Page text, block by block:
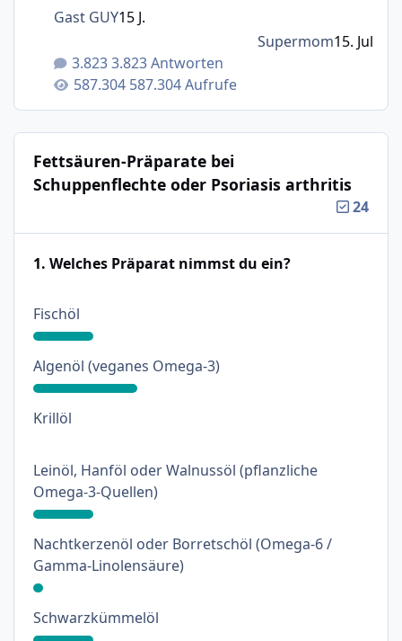
3.823 Antworten
587.304 Aufrufe
Gast GUY15 J.
Supermom15. Jul
Fettsäuren-Präparate bei
Schuppenflechte oder Psoriasis arthritis
24
1. Welches Präparat nimmst du ein?
Fischöl: 18%
Algenöl (veganes Omega-3): 31%
Krillöl: 0%
Leinöl, Hanföl oder Walnussöl (pflanzliche
Omega-3-Quellen): 18%
Nachtkerzenöl oder Borretschöl (Omega-6 /
Gamma-Linolensäure): 3%
Schwarzkümmelöl: 18%